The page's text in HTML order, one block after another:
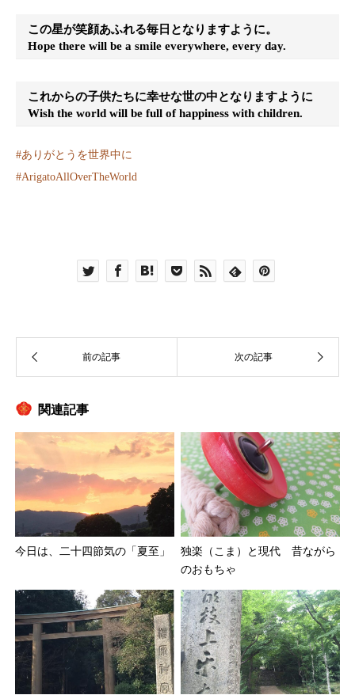
この星が笑顔あふれる毎日となりますように。
Hope there will be a smile everywhere, every day.
これからの子供たちに幸せな世の中となりますように
Wish the world will be full of happiness with children.
#ありがとうを世界中に
#ArigatoAllOverTheWorld
関連記事
今日は、二十四節気の「夏至」
独楽（こま）と現代 昔ながら
のおもちゃ